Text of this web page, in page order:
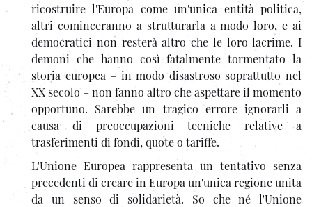
ricostruire l'Europa come un'unica entità politica,
altri cominceranno a strutturarla a modo loro, e ai
democratici non resterà altro che le loro lacrime. I
demoni che hanno così fatalmente tormentato la
storia europea – in modo disastroso soprattutto nel
XX secolo – non fanno altro che aspettare il momento
opportuno. Sarebbe un tragico errore ignorarli a
causa di preoccupazioni tecniche relative a
trasferimenti di fondi, quote o tariffe.
L'Unione Europea rappresenta un tentativo senza
precedenti di creare in Europa un'unica regione unita
da un senso di solidarietà. So che né l'Unione